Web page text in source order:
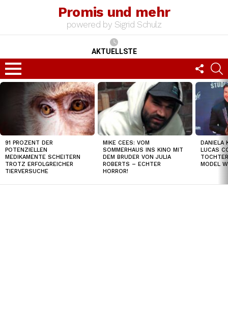
Promis und mehr
powered by Sigrid Schulz
AKTUELLSTE
Menu
US
TOP
91 PROZENT DER
POTENZIELLEN
MEDIKAMENTE SCHEITERN
TROTZ ERFOLGREICHER
TIERVERSUCHE
MIKE CEES: VOM
SOMMERHAUS INS KINO MIT
DEM BRUDER VON JULIA
ROBERTS – ECHTER
HORROR!
DANIELA
LUCAS
MODEL